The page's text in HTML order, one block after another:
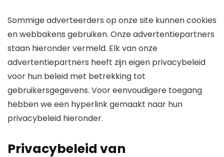
Sommige adverteerders op onze site kunnen cookies
en webbakens gebruiken. Onze advertentiepartners
staan hieronder vermeld. Elk van onze
advertentiepartners heeft zijn eigen privacybeleid
voor hun beleid met betrekking tot
gebruikersgegevens. Voor eenvoudigere toegang
hebben we een hyperlink gemaakt naar hun
privacybeleid hieronder.
Privacybeleid van